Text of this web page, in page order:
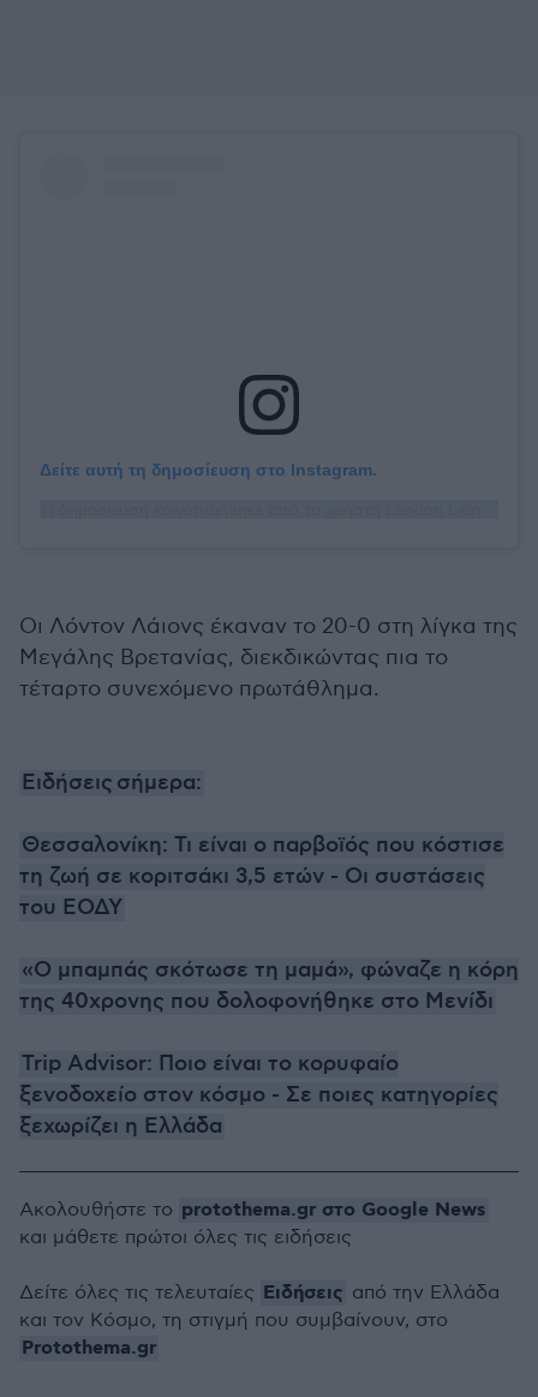
Δείτε αυτή τη δημοσίευση στο Instagram.
Οι Λόντον Λάιονς έκαναν το 20-0 στη λίγκα της
Μεγάλης Βρετανίας, διεκδικώντας πια το
τέταρτο συνεχόμενο πρωτάθλημα.
Ειδήσεις σήμερα:
Θεσσαλονίκη: Τι είναι ο παρβοϊός που κόστισε
τη ζωή σε κοριτσάκι 3,5 ετών - Οι συστάσεις
του ΕΟΔΥ
«Ο μπαμπάς σκότωσε τη μαμά», φώναζε η κόρη
της 40χρονης που δολοφονήθηκε στο Μενίδι
Trip Advisor: Ποιο είναι το κορυφαίο
ξενοδοχείο στον κόσμο - Σε ποιες κατηγορίες
ξεχωρίζει η Ελλάδα
Ακολουθήστε το protothema.gr στο Google News
και μάθετε πρώτοι όλες τις ειδήσεις
Δείτε όλες τις τελευταίες Ειδήσεις από την Ελλάδα
και τον Κόσμο, τη στιγμή που συμβαίνουν, στο
Protothema.gr